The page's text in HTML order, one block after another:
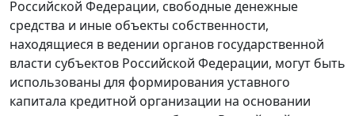
Российской Федерации, свободные денежные
средства и иные объекты собственности,
находящиеся в ведении органов государственной
власти субъектов Российской Федерации, могут быть
использованы для формирования уставного
капитала кредитной организации на основании